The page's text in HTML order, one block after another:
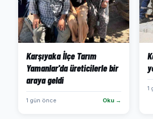
Karşıyaka İlçe Tarım
Yamanlar'da üreticilerle bir
araya geldi
1 gün önce Oku →
1